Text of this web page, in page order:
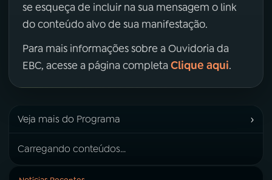
se esqueça de incluir na sua mensagem o link
do conteúdo alvo de sua manifestação.
Para mais informações sobre a Ouvidoria da
EBC, acesse a página completa Clique aqui.
Veja mais do Programa ›
Carregando conteúdos...